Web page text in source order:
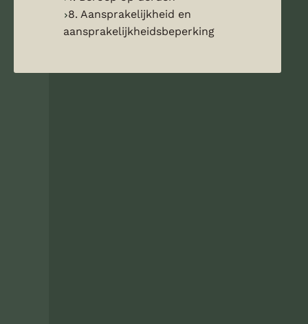
8. Aansprakelijkheid en
aansprakelijkheidsbeperking